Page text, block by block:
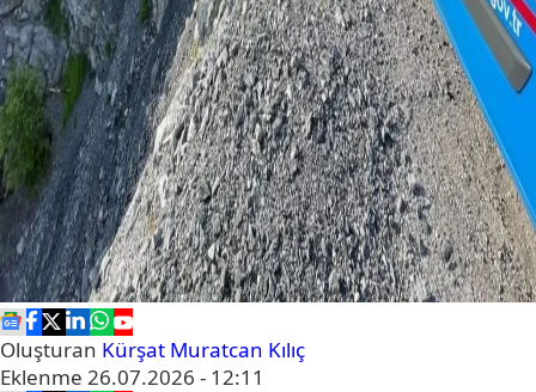
Oluşturan Kürşat Muratcan Kılıç
Eklenme 26.07.2026 - 12:11